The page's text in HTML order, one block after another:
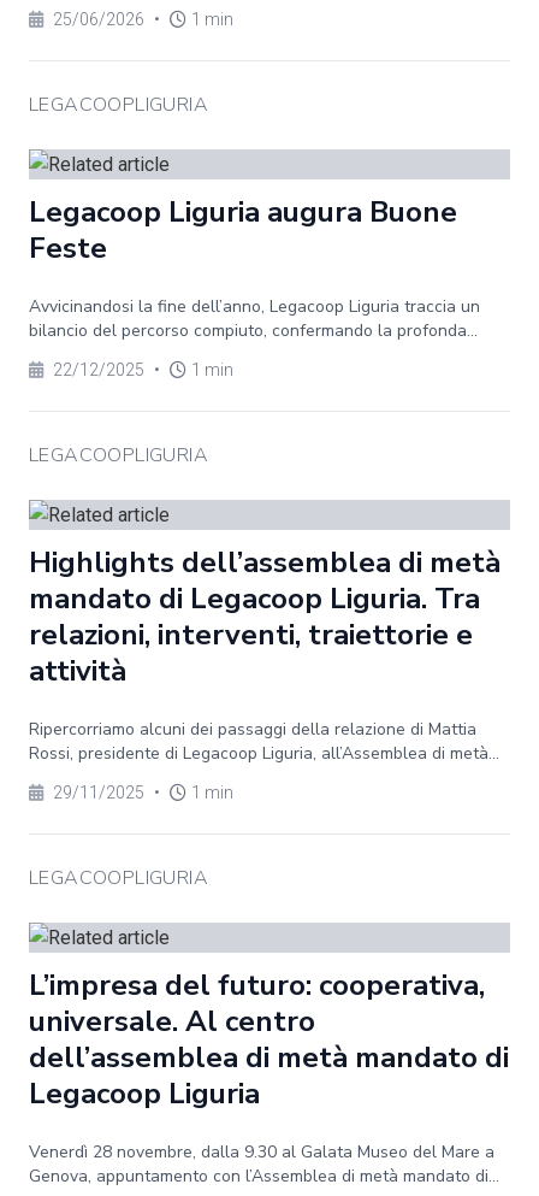
25/06/2026 • 1 min
LEGACOOPLIGURIA
Legacoop Liguria augura Buone
Feste
Avvicinandosi la fine dell’anno, Legacoop Liguria traccia un
bilancio del percorso compiuto, confermando la profonda...
22/12/2025 • 1 min
LEGACOOPLIGURIA
Highlights dell’assemblea di metà
mandato di Legacoop Liguria. Tra
relazioni, interventi, traiettorie e
attività
Ripercorriamo alcuni dei passaggi della relazione di Mattia
Rossi, presidente di Legacoop Liguria, all’Assemblea di metà...
29/11/2025 • 1 min
LEGACOOPLIGURIA
L’impresa del futuro: cooperativa,
universale. Al centro
dell’assemblea di metà mandato di
Legacoop Liguria
Venerdì 28 novembre, dalla 9.30 al Galata Museo del Mare a
Genova, appuntamento con l’Assemblea di metà mandato di...